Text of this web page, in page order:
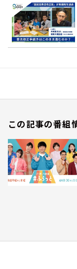
この記事の番組